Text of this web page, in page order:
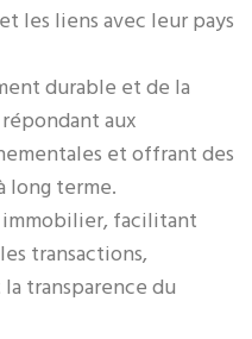
les liens avec leur pays
durable et de la
aux
et offrant des
long terme.
facilitant
transactions,
transparence du